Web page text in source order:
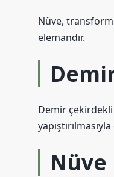
Nüve,
elemandır.
Demir
Nüve